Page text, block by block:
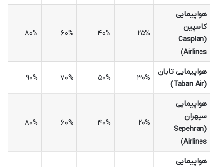
هواپیمایی
کاسپین
(Caspian
Airlines)
۲۵% ۴۰% ۶۰% ۸۰%
هواپیمایی تابان
(Taban Air)
۳۰% ۵۰% ۷۰% ۹۰%
هواپیمایی
سپهران
(Sepehran
Airlines)
۲۰% ۴۰% ۶۰% ۸۰%
هواپیمایی